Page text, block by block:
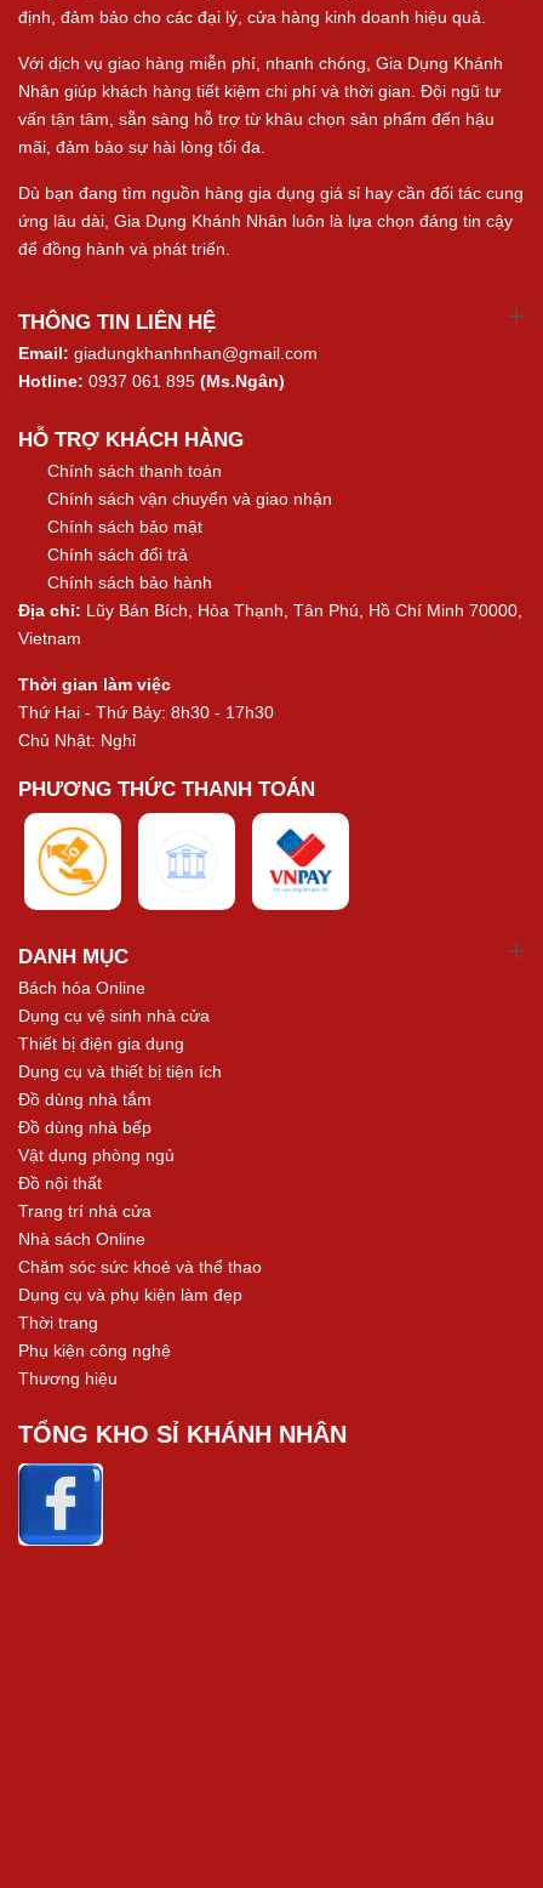
định, đảm bảo cho các đại lý, cửa hàng kinh doanh hiệu quả.
Với dịch vụ giao hàng miễn phí, nhanh chóng, Gia Dụng Khánh
Nhân giúp khách hàng tiết kiệm chi phí và thời gian. Đội ngũ tư
vấn tận tâm, sẵn sàng hỗ trợ từ khâu chọn sản phẩm đến hậu
mãi, đảm bảo sự hài lòng tối đa.
Dù bạn đang tìm nguồn hàng gia dụng giá sỉ hay cần đối tác cung
ứng lâu dài, Gia Dụng Khánh Nhân luôn là lựa chọn đáng tin cậy
để đồng hành và phát triển.
THÔNG TIN LIÊN HỆ
Email: giadungkhanhnhan@gmail.com
Hotline: 0937 061 895 (Ms.Ngân)
HỖ TRỢ KHÁCH HÀNG
Chính sách thanh toán
Chính sách vận chuyển và giao nhận
Chính sách bảo mật
Chính sách đổi trả
Chính sách bảo hành
Địa chỉ: Lũy Bán Bích, Hòa Thạnh, Tân Phú, Hồ Chí Minh 70000,
Vietnam
Thời gian làm việc
Thứ Hai - Thứ Bảy: 8h30 - 17h30
Chủ Nhật: Nghỉ
PHƯƠNG THỨC THANH TOÁN
DANH MỤC
Bách hóa Online
Dụng cụ vệ sinh nhà cửa
Thiết bị điện gia dụng
Dụng cụ và thiết bị tiện ích
Đồ dùng nhà tắm
Đồ dùng nhà bếp
Vật dụng phòng ngủ
Đồ nội thất
Trang trí nhà cửa
Nhà sách Online
Chăm sóc sức khoẻ và thể thao
Dụng cụ và phụ kiện làm đẹp
Thời trang
Phụ kiện công nghệ
Thương hiệu
TỔNG KHO SỈ KHÁNH NHÂN